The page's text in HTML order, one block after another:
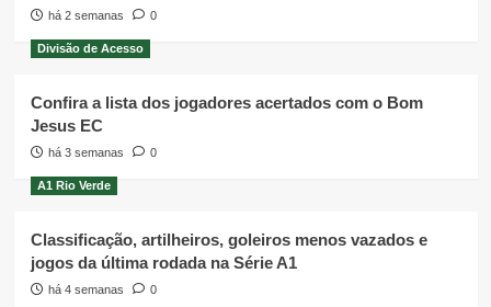
há 2 semanas 0
Divisão de Acesso
Confira a lista dos jogadores acertados com o Bom
Jesus EC
há 3 semanas 0
A1 Rio Verde
Classificação, artilheiros, goleiros menos vazados e
jogos da última rodada na Série A1
há 4 semanas 0